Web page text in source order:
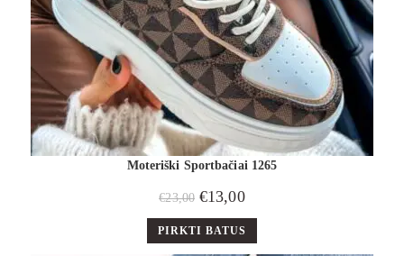
Moteriški Sportbačiai 1265
€23,00 €13,00
PIRKTI BATUS